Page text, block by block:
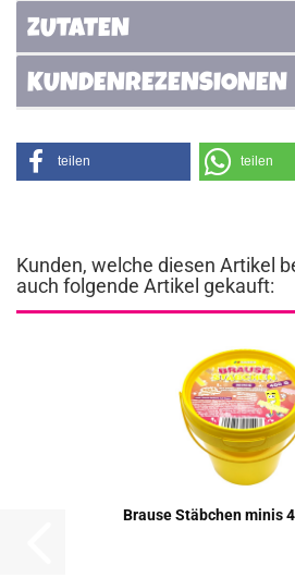
ZUTATEN
KUNDENREZENSIONEN
teilen teilen
Kunden, welche diesen Artikel
auch folgende Artikel gekauft:
Brau­se Stäb­chen minis